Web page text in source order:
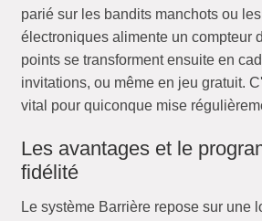
parié sur les bandits manchots ou
électroniques alimente un compteur
points se transforment ensuite en
invitations, ou même en jeu gratuit.
vital pour quiconque mise
Les avantages et le
fidélité
Le système Barrière repose sur une